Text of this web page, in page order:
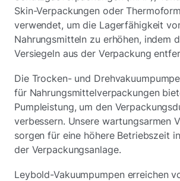
Skin-Verpackungen oder
verwendet, um die Lagerfähigkeit
Nahrungsmitteln zu erhöhen, indem
Versiegeln aus der Verpackung
Die Trocken- und
für Nahrungsmittelverpackungen
Pumpleistung, um den
verbessern. Unsere wartungsarmen
sorgen für eine höhere Betriebszeit
der Verpackungsanlage.
Leybold-Vakuumpumpen erreichen